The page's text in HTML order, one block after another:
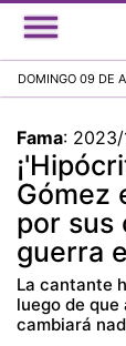
DOMINGO 09 DE
Fama: 2023/
Gómez
por sus
guerra
La cantante
luego de
cambiará